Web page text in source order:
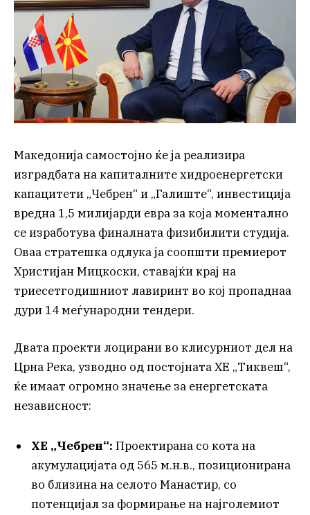
Македонија самостојно ќе ја реализира
изградбата на капиталните хидроенергетски
капацитети „Чебрен“ и „Галиште“, инвестиција
вредна 1,5 милијарди евра за која моментално
се изработува финалната физибилити студија.
Оваа стратешка одлука ја соопшти премиерот
Христијан Мицкоски, ставајќи крај на
триесетгодишниот лавиринт во кој пропаднаа
дури 14 меѓународни тендери.
Двата проекти лоцирани во клисурниот дел на
Црна Река, узводно од постојната ХЕ „Тиквеш“,
ќе имаат огромно значење за енергетската
независност:
ХЕ „Чебрен“: Проектирана со кота на
акумулацијата од 565 м.н.в., позиционирана
во близина на селото Манастир, со
потенцијал за формирање на најголемиот